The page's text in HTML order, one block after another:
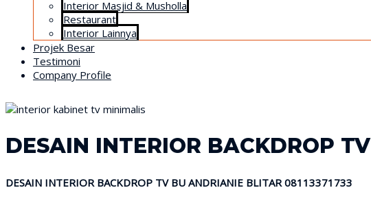
Interior Masjid & Musholla
Restaurant
Interior Lainnya
Projek Besar
Testimoni
Company Profile
DESAIN INTERIOR BACKDROP
DESAIN INTERIOR BACKDROP TV BU ANDRIANIE BLITAR 08113371733